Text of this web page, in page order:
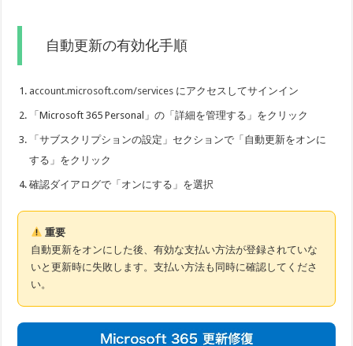
自動更新の有効化手順
account.microsoft.com/services にアクセスしてサインイン
「Microsoft 365 Personal」の「詳細を管理する」をクリック
「サブスクリプションの設定」セクションで「自動更新をオンに
する」をクリック
確認ダイアログで「オンにする」を選択
重要
自動更新をオンにした後、有効な支払い方法が登録されていな
いと更新時に失敗します。支払い方法も同時に確認してくださ
い。